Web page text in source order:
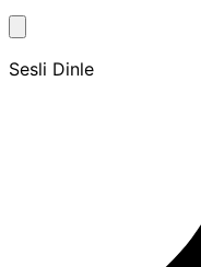
Sesli Dinle